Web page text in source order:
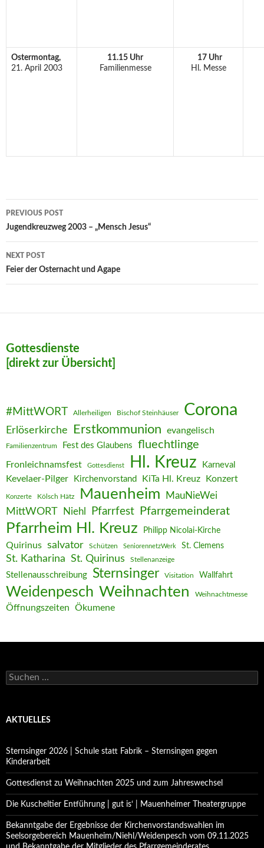
Ostermontag,
21. April 2003
11.15 Uhr
Familienmesse
17 Uhr
Hl. Messe
Post
navigation
PREVIOUS POST
Jugendkreuzweg 2003 – „Mensch Jesus“
NEXT POST
Feier der Osternacht und Agape
Gottesdienste
[direkt zur Übersicht]
#MittWORT Allerheiligen Bischof Steinhäuser Corona
Erlöserkirche Erstkommunion evangelisch
Familienzentrum Fest des Glaubens fluechtlinge
Fronleichnamsfest Gottesdienst Hl. Kreuz Karneval
Kevelaer-Pilger Kirchenvorstand KiTa Hl. Kreuz Konzert
Konzerte Kölsch Hätz Mauenheim MauNieWei
MittWORT Niehl Pfarrfest Pfarrgemeinderat
Pfarrheim Hl. Kreuz Philipp Nicolai-Kirche
Quirinus salvator Schützen SeniorennetzWerk St. Clemens
St. Katharina St. Quirinus Stellenanzeige
Stellenausschreibung Sternsinger Visitation Wallfahrt
Weidenpesch Weihnachten Weihnachtmesse
Öffnungszeiten Ökumene
Suchen
nach:
AKTUELLES
Sternsinger 2026 | Schule statt Fabrik – Sternsingen gegen
Kinderarbeit
Gottesdienst zu Weihnachten 2025 und zum Jahreswechsel
Die Kuscheltier Entführung | gut is‘ | Mauenheimer Theatergruppe
Bekanntgabe der Ergebnisse der Kirchenvorstandswahlen im
Seelsorgebereich Mauenheim/Niehl/Weidenpesch vom 09.11.2025